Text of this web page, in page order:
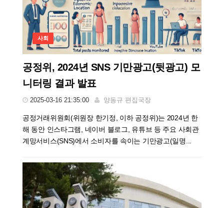
사회
공정위, 2024년 SNS 기만광고(뒷광고) 모
니터링 결과 발표
2025-03-16 21:35:00 양동규 편집국장
공정거래위원회(위원장 한기정, 이하 공정위)는 2024년 한
해 동안 인스타그램, 네이버 블로그, 유튜브 등 주요 사회관
계망서비스(SNS)에서 소비자를 속이는 기만광고(일명...